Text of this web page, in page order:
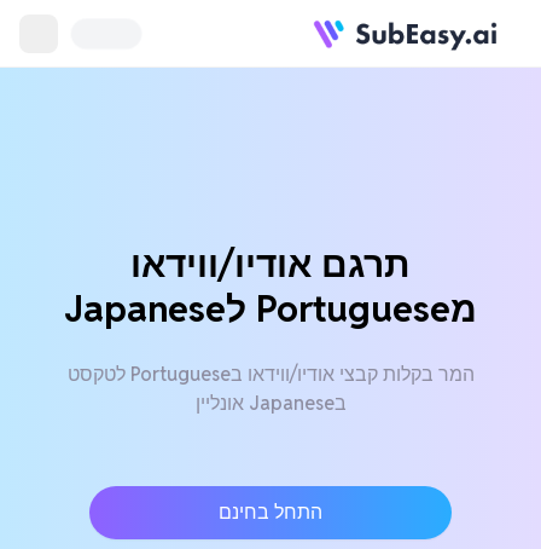
תרגם אודיו/ווידאו
מPortuguese לJapanese
המר בקלות קבצי אודיו/ווידאו בPortuguese לטקסט
בJapanese אונליין
התחל בחינם